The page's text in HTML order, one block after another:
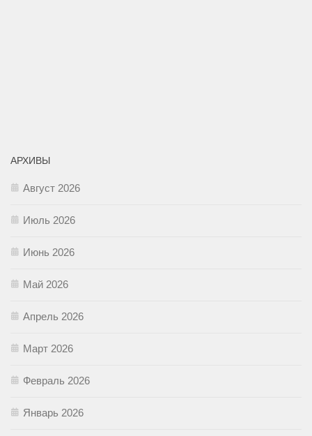
АРХИВЫ
Август 2026
Июль 2026
Июнь 2026
Май 2026
Апрель 2026
Март 2026
Февраль 2026
Январь 2026